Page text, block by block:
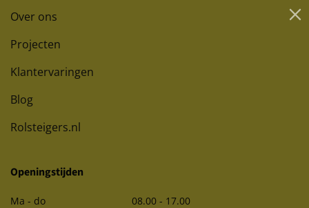
Over ons
Projecten
Klantervaringen
Blog
Rolsteigers.nl
Openingstijden
Ma - do 08.00 - 17.00